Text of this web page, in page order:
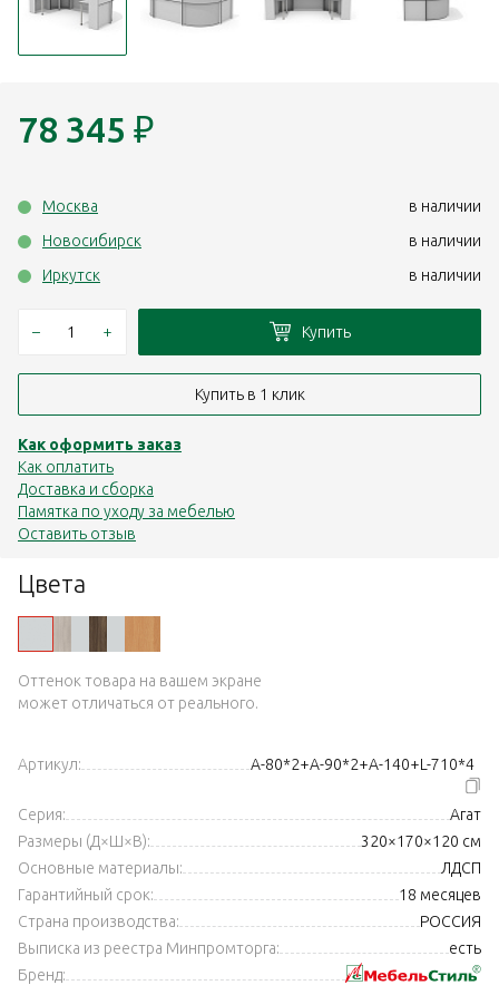
Цвета
Оттенок товара на вашем экране
может отличаться от реального.
Артикул: А-80*2+А-90*2+А-140+L-710*4
Серия:
Агат
Размеры (Д×Ш×В):
320×170×120 см
Основные материалы:
ЛДСП
Гарантийный срок:
18 месяцев
Страна производства:
РОССИЯ
Выписка из реестра Минпромторга:
есть
Бренд:
78 345 ₽
Москва
в наличии
Новосибирск
в наличии
Иркутск
в наличии
– + Купить
Купить в 1 клик
Как оформить заказ
Как оплатить
Доставка и сборка
Памятка по уходу за мебелью
Оставить отзыв